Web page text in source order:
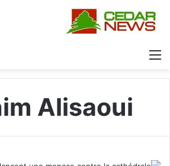
القائمة
Alisaoui